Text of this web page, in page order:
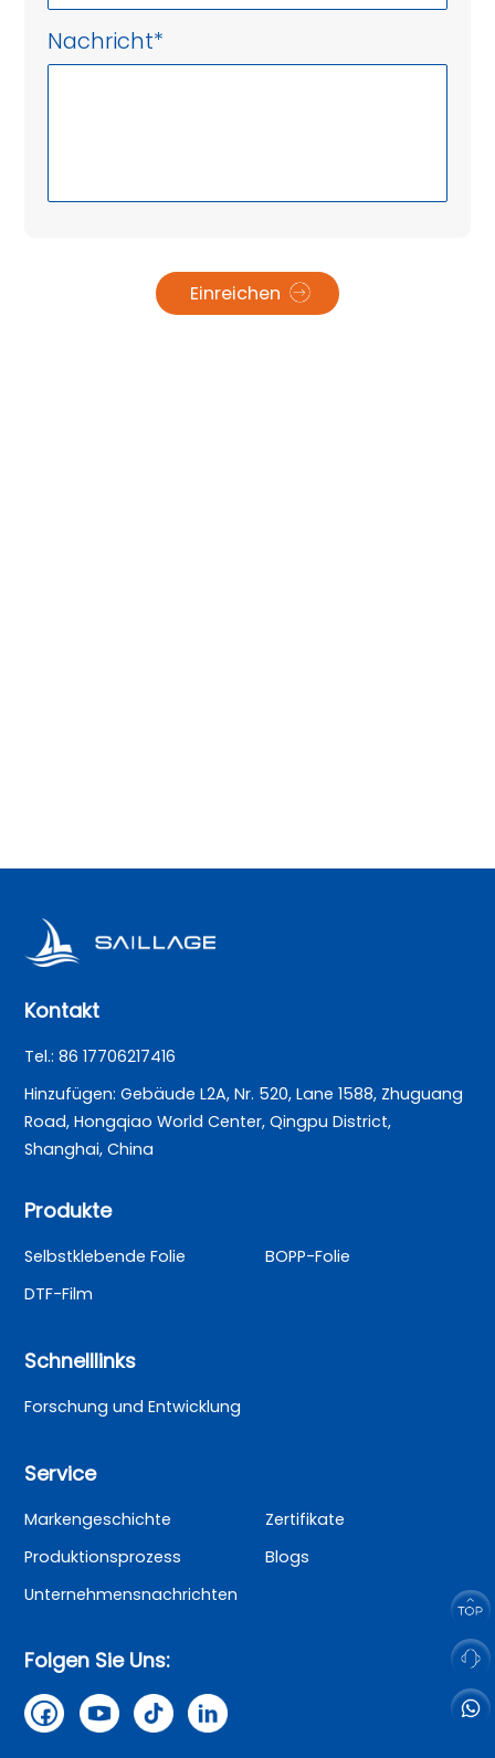
Nachricht*
Einreichen
Kontakt
Tel.: 86 17706217416
Hinzufügen: Gebäude L2A, Nr. 520, Lane 1588, Zhuguang
Road, Hongqiao World Center, Qingpu District,
Shanghai, China
Produkte
Selbstklebende Folie
BOPP-Folie
DTF-Film
Schnelllinks
Forschung und Entwicklung
Service
Markengeschichte
Zertifikate
Produktionsprozess
Blogs
Unternehmensnachrichten
Folgen Sie Uns: